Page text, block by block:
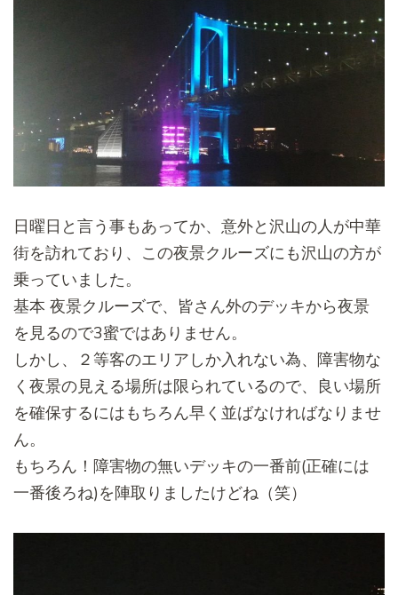
日曜日と言う事もあってか、 意外と沢山の人が中華
街を訪れており、 この夜景クルーズにも沢山の方が
乗っていました。
基本 夜景クルーズで、 皆さん外のデッキから夜景
を見るので3蜜ではありません。
しかし、２等客のエリアしか入れない為、 障害物な
く夜景の見える場所は限られているので、 良い場所
を確保するにはもちろん早く並ばなければなりませ
ん。
もちろん！障害物の無いデッキの一番前(正確には
一番後ろね)を陣取りましたけどね（笑）